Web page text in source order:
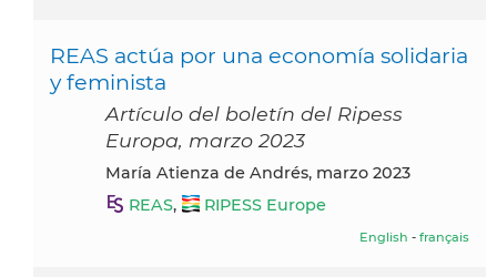
REAS actúa por una economía solidaria
y feminista
Artículo del boletín del Ripess
Europa, marzo 2023
María Atienza de Andrés, marzo 2023
REAS, RIPESS Europe
English - français